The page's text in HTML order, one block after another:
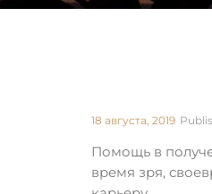
18 августа, 2019
Помощь в
время зря,